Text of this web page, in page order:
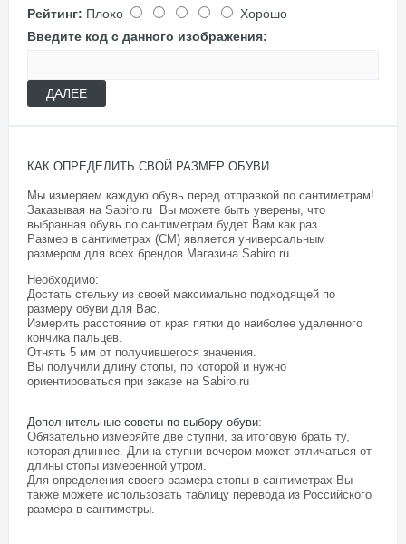
Рейтинг: Плохо
Хорошо
Введите код с данного изображения:
ДАЛЕЕ
КАК ОПРЕДЕЛИТЬ СВОЙ РАЗМЕР ОБУВИ
Мы измеряем каждую обувь перед отправкой по сантиметрам!
Заказывая на Sabiro.ru Вы можете быть уверены, что
выбранная обувь по сантиметрам будет Вам как раз.
Размер в сантиметрах (СМ) является универсальным
размером для всех брендов Магазина Sabiro.ru
Необходимо:
Достать стельку из своей максимально подходящей по
размеру обуви для Вас.
Измерить расстояние от края пятки до наиболее удаленного
кончика пальцев.
Отнять 5 мм от получившегося значения.
Вы получили длину стопы, по которой и нужно
ориентироваться при заказе на Sabiro.ru
Дополнительные советы по выбору обуви:
Обязательно измеряйте две ступни, за итоговую брать ту,
которая длиннее. Длина ступни вечером может отличаться от
длины стопы измеренной утром.
Для определения своего размера стопы в сантиметрах Вы
также можете использовать таблицу перевода из Российского
размера в сантиметры.